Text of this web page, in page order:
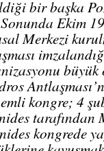
bir başka
Ekim
Merkezi
kongre; 4
tarafından
kongrede